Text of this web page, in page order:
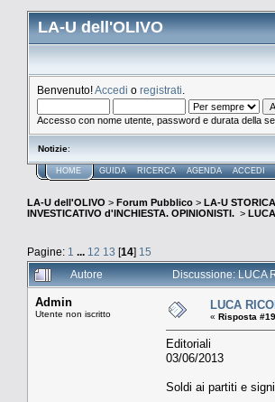
LA-U dell'OLIVO
Benvenuto!Accedi o registrati
Accesso con nome utente, password e durata della
Notizie:
HOME GUIDA RICERCA AGENDA ACCEDI
LA-U dell'OLIVO > Forum Pubblico > LA-U
INVESTICATIVO d'INCHIESTA. OPINIONISTI. >
Pagine: 1 ... 12 13 [14] 15
Autore
Discussione: LUCA
Admin
Utente non iscritto
LUCA
« Risposta
Editoriali
03/06/2013
Soldi ai partiti e